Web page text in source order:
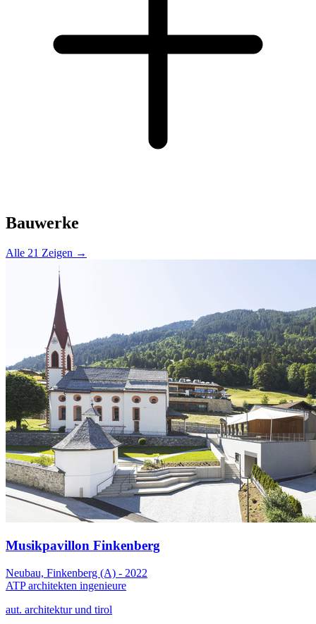
Bauwerke
Alle 21 Zeigen →
Musikpavillon Finkenberg
Neubau, Finkenberg (A) - 2022
ATP architekten ingenieure
aut. architektur und tirol